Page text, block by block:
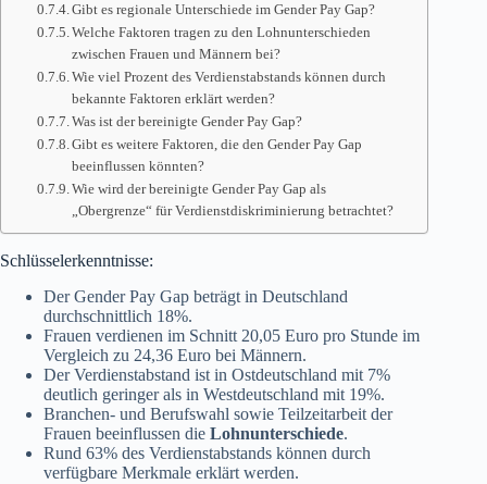
Gibt es regionale Unterschiede im Gender Pay Gap?
Welche Faktoren tragen zu den Lohnunterschieden
zwischen Frauen und Männern bei?
Wie viel Prozent des Verdienstabstands können durch
bekannte Faktoren erklärt werden?
Was ist der bereinigte Gender Pay Gap?
Gibt es weitere Faktoren, die den Gender Pay Gap
beeinflussen könnten?
Wie wird der bereinigte Gender Pay Gap als
„Obergrenze“ für Verdienstdiskriminierung betrachtet?
Schlüsselerkenntnisse:
Der Gender Pay Gap beträgt in Deutschland
durchschnittlich 18%.
Frauen verdienen im Schnitt 20,05 Euro pro Stunde im
Vergleich zu 24,36 Euro bei Männern.
Der Verdienstabstand ist in Ostdeutschland mit 7%
deutlich geringer als in Westdeutschland mit 19%.
Branchen- und Berufswahl sowie Teilzeitarbeit der
Frauen beeinflussen die Lohnunterschiede.
Rund 63% des Verdienstabstands können durch
verfügbare Merkmale erklärt werden.